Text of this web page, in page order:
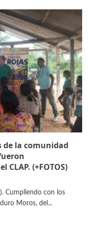
de la comunidad
(+FOTOS)
Cumpliendo con los
Moros, del...